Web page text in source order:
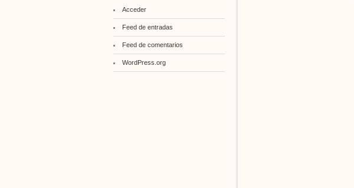
Acceder
Feed de entradas
Feed de comentarios
WordPress.org